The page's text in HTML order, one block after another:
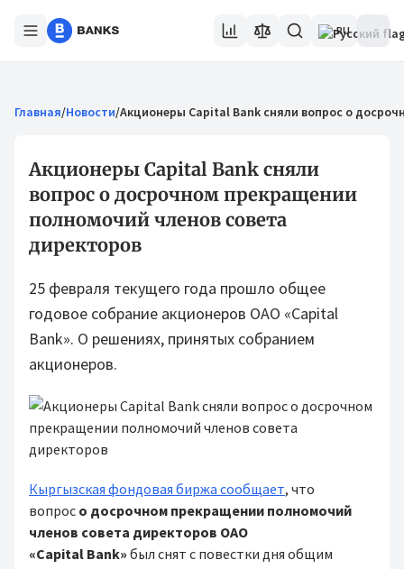
RU
Главная/Новости/Акционеры Capital Bank сняли вопрос о
Акционеры Capital Bank сняли
вопрос о досрочном прекращении
полномочий членов совета
директоров
25 февраля текущего года прошло общее
годовое собрание акционеров ОАО «Capital
Bank». О решениях, принятых собранием
акционеров.
Кыргызская фондовая биржа сообщает, что
вопрос о досрочном прекращении полномочий
членов совета директоров ОАО
«Capital Bank» был снят с повестки дня общим